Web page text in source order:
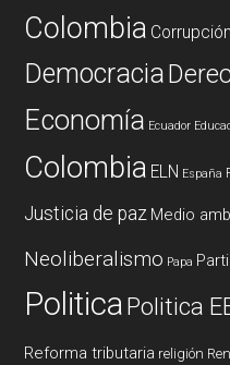
Colombia Corrupción
Democracia
Economía Ecuador
Colombia ELN España
Justicia de paz Medio
Neoliberalismo Papa
PoliticaPolitica
Reforma tributaria religión